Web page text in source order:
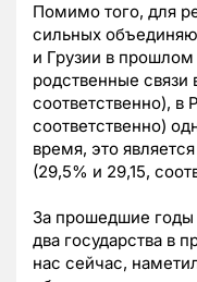
Помимо того, для
сильных
и Грузии в
родственные связи
соответственно), в
соответственно)
время, это
(29,5% и 29,15,
За прошедшие
два государства в
нас сейчас,